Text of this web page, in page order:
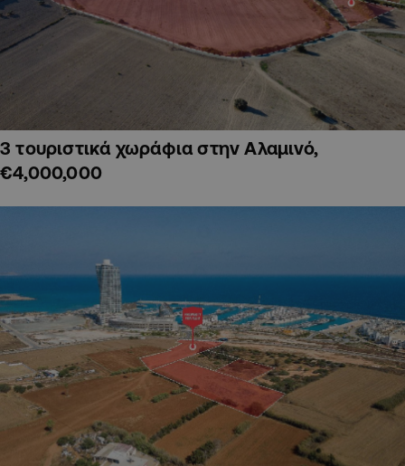
3 τουριστικά χωράφια στην Αλαμινό,
€4,000,000